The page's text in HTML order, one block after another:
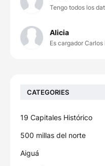
Tengo todos los
Alicia
Es cargador
CATEGORIES
19 Capitales Histórico
500 millas del norte
Aiguá